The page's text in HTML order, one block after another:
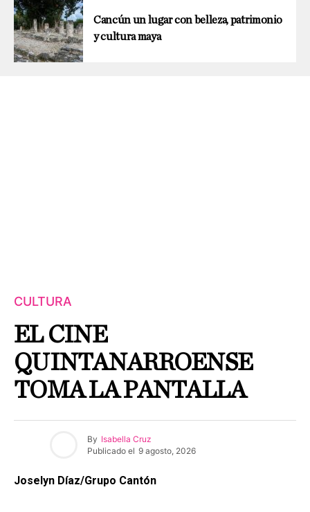
Cancún un lugar con belleza, patrimonio
y cultura maya
CULTURA
EL CINE
QUINTANARROENSE
TOMA LA PANTALLA
By Isabella Cruz
Publicado el 9 agosto, 2026
Joselyn Díaz/Grupo Cantón